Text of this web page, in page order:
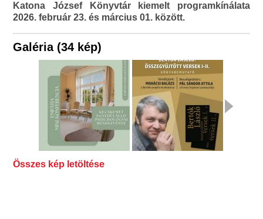
Katona József Könyvtár kiemelt programkínálata
2026. február 23. és március 01. között.
Galéria (34 kép)
Összes kép letöltése